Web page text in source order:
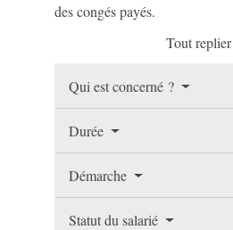
des congés payés.
Tout replier
Qui est concerné ?
Durée
Démarche
Statut du salarié